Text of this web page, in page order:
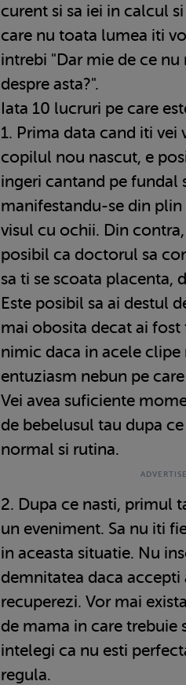
curent si sa iei in calcul
care nu toata lumea iti
intrebi "Dar mie de ce
despre asta?".
Iata 10 lucruri pe care
1. Prima data cand iti vei
copilul nou nascut, e
ingeri cantand pe fundal
manifestandu-se din
visul cu ochii. Din
posibil ca doctorul sa
sa ti se scoata placenta,
Este posibil sa ai destul
mai obosita decat ai fost
nimic daca in acele clipe
entuziasm nebun pe
Vei avea suficiente
de bebelusul tau dupa
normal si rutina.
2. Dupa ce nasti, primul
un eveniment. Sa nu iti
in aceasta situatie. Nu
demnitatea daca
recuperezi. Vor mai
de mama in care trebuie
intelegi ca nu esti
regula.